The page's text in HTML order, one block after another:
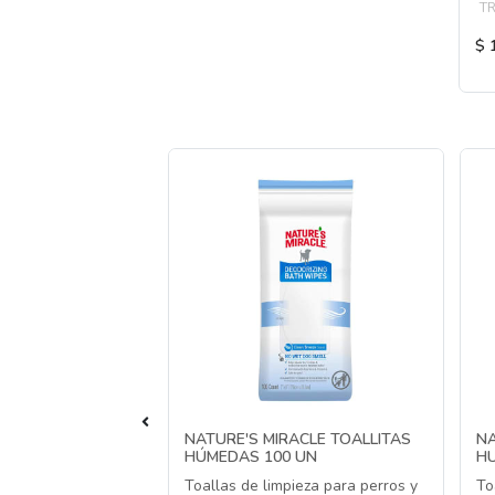
$
NATURE'S MIRACLE TOALLITAS
HÚMEDAS 100 UN
Toallas de limpieza para perros y